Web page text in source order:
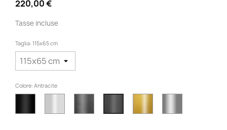
220,00 €
Tasse incluse
Taglia: 115x65 cm
Colore: Antracite